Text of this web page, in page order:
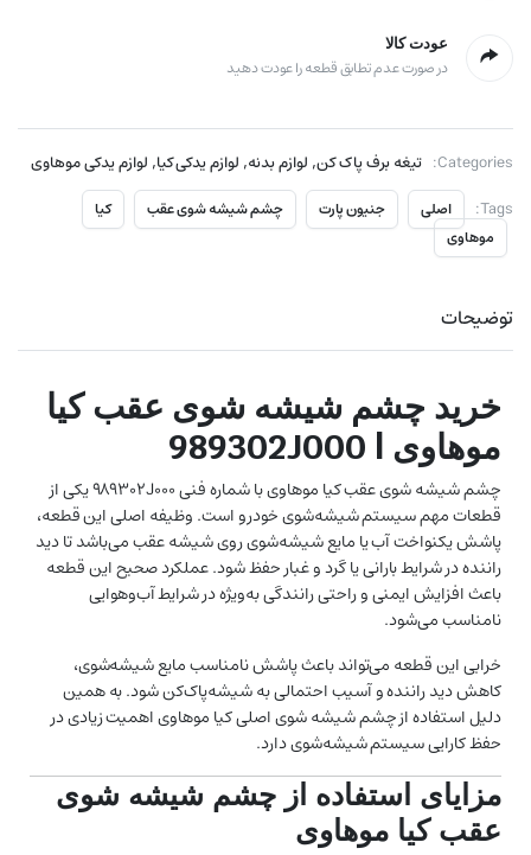
عودت کالا
در صورت عدم تطابق قطعه را عودت دهید
Categories: تیغه برف پاک کن, لوازم بدنه, لوازم یدکی کیا, لوازم یدکی موهاوی
Tags:
اصلی جنیون پارت چشم شیشه شوی عقب
کیا
موهاوی
توضیحات
خرید چشم شیشه شوی عقب کیا
موهاوی | 989302J000
چشم شیشه شوی عقب کیا موهاوی با شماره فنی 989302J000 یکی از
قطعات مهم سیستم شیشه‌شوی خودرو است. وظیفه اصلی این قطعه،
پاشش یکنواخت آب یا مایع شیشه‌شوی روی شیشه عقب می‌باشد تا دید
راننده در شرایط بارانی یا گرد و غبار حفظ شود. عملکرد صحیح این قطعه
باعث افزایش ایمنی و راحتی رانندگی به‌ویژه در شرایط آب‌وهوایی
نامناسب می‌شود.
خرابی این قطعه می‌تواند باعث پاشش نامناسب مایع شیشه‌شوی،
کاهش دید راننده و آسیب احتمالی به شیشه‌پاک‌کن شود. به همین
دلیل استفاده از چشم شیشه شوی اصلی کیا موهاوی اهمیت زیادی در
حفظ کارایی سیستم شیشه‌شوی دارد.
مزایای استفاده از چشم شیشه شوی
عقب کیا موهاوی